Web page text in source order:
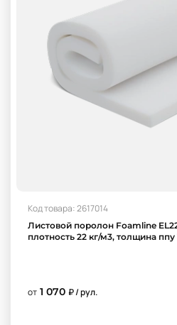
Код товара: 2617014
Листовой поролон Foamline
плотность 22 кг/м3, толщина
от 1 070 ₽ / рул.